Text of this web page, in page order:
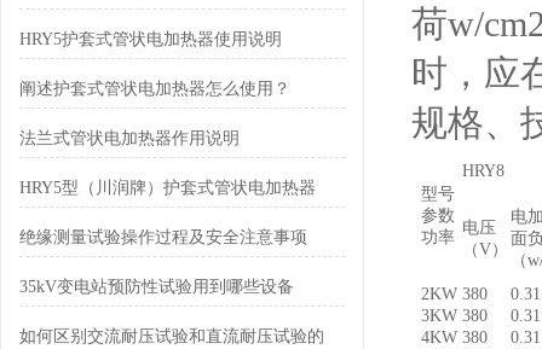
HRY5护套式管状电加热器使用说明
阐述护套式管状电加热器怎么使用？
法兰式管状电加热器作用说明
HRY5型（川润牌）护套式管状电加热器
绝缘测量试验操作过程及安全注意事项
35kV变电站预防性试验用到哪些设备
如何区别交流耐压试验和直流耐压试验的
荷w/
时，应
规格、
型号
参数
功率
HRY8
电压
（V）
电
面
（
2KW 380
0.31
3KW 380
0.31
4KW 380
0.31